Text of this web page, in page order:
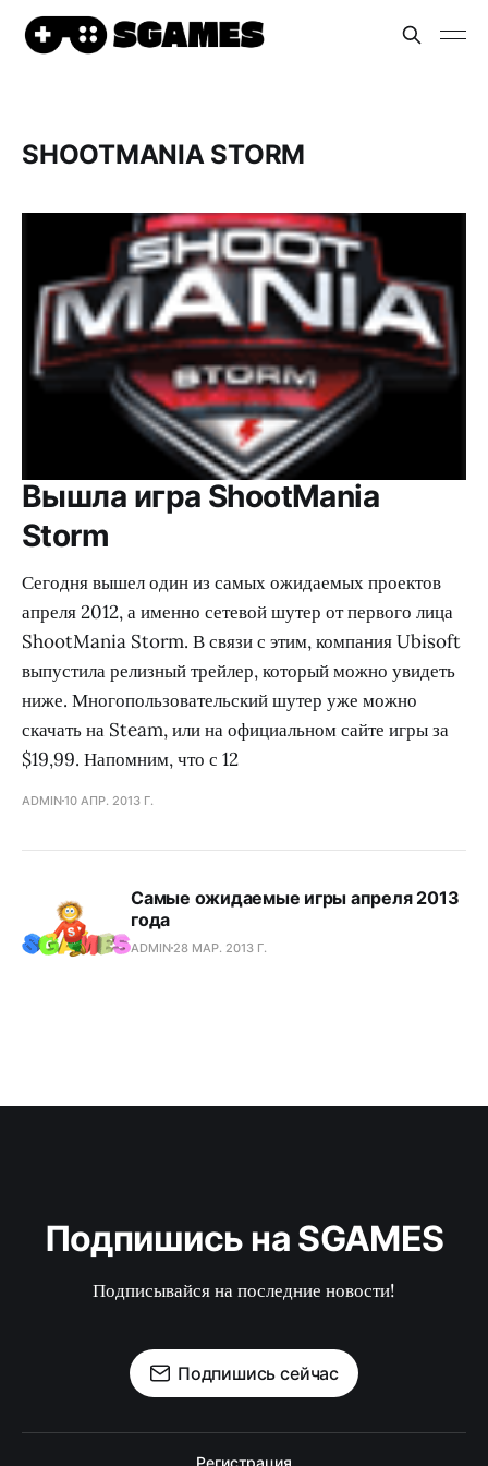
SHOOTMANIA STORM
Вышла игра ShootMania
Storm
Сегодня вышел один из самых ожидаемых проектов
апреля 2012, а именно сетевой шутер от первого лица
ShootMania Storm. В связи с этим, компания Ubisoft
выпустила релизный трейлер, который можно увидеть
ниже. Многопользовательский шутер уже можно
скачать на Steam, или на официальном сайте игры за
$19,99. Напомним, что с 12
ADMIN10 АПР. 2013 Г.
Самые ожидаемые игры апреля 2013
года
ADMIN 28 МАР. 2013 Г.
Подпишись на SGAMES
Подписывайся на последние новости!
Подпишись сейчас
Регистрация